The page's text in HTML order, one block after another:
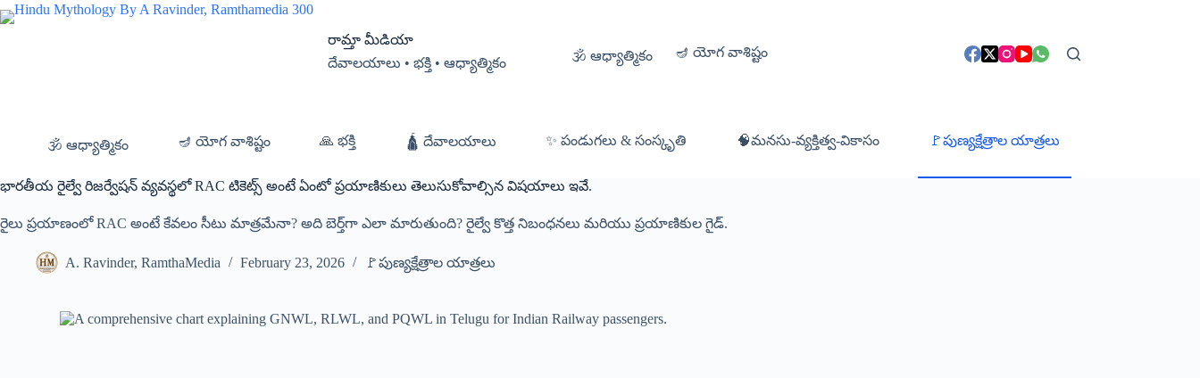
రామ్తా మీడియా
దేవాలయాలు • భక్తి • ఆధ్యాత్మికం
🕉️ ఆధ్యాత్మికం 🪔 యోగ వాశిష్టం
🕉️ ఆధ్యాత్మికం 🪔 యోగ వాశిష్టం 🙏 భక్తి 🛕 దేవాలయాలు ✨ పండుగలు & సంస్కృతి 🧠మనసు-వ్యక్తిత్వ-వికాసం 🚩పుణ్యక్షేత్రాల యాత్రలు
భారతీయ రైల్వే రిజర్వేషన్ వ్యవస్థలో RAC టికెట్స్ అంటే ఏంటో ప్రయాణికులు తెలుసుకోవాల్సిన విషయాలు ఇవే.
రైలు ప్రయాణంలో RAC అంటే కేవలం సీటు మాత్రమేనా? అది బెర్త్‌గా ఎలా మారుతుంది? రైల్వే కొత్త నిబంధనలు మరియు ప్రయాణికుల గైడ్.
A. Ravinder, RamthaMedia February 23, 2026 🚩పుణ్యక్షేత్రాల యాత్రలు